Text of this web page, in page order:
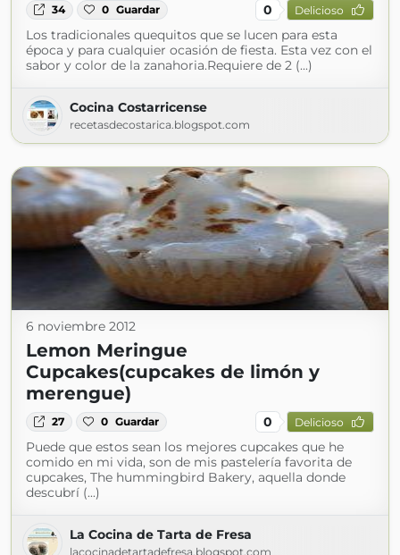
34 0 Guardar 0 Delicioso
Los tradicionales quequitos que se lucen para esta
época y para cualquier ocasión de fiesta. Esta vez con el
sabor y color de la zanahoria.Requiere de 2 (...)
Cocina Costarricense
recetasdecostarica.blogspot.com
6 noviembre 2012
Lemon Meringue
Cupcakes(cupcakes de limón y
merengue)
27 0 Guardar 0 Delicioso
Puede que estos sean los mejores cupcakes que he
comido en mi vida, son de mis pastelería favorita de
cupcakes, The hummingbird Bakery, aquella donde
descubrí (...)
La Cocina de Tarta de Fresa
lacocinadetartadefresa.blogspot.com